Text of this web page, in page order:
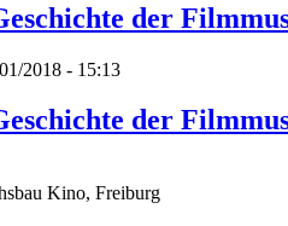
der
2018 - 15:13
der
Kino, Freiburg